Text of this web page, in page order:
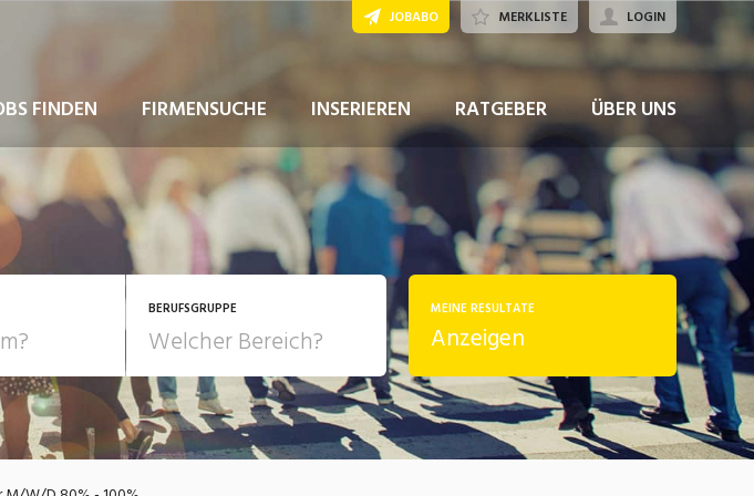
FINDEN FIRMENSUCHE INSERIEREN RATGEBER ÜBER UNS
JOBABO MERKLISTE LOGIN
Pensum
POSITION
BERUFSGRUPPE
Bildung, Kunst, Design, Soziale
Berufe, Sport
Einkauf, Logistik, Transport,
MEINE RESULTATE
Anzeigen
JETZT BEWERBEN